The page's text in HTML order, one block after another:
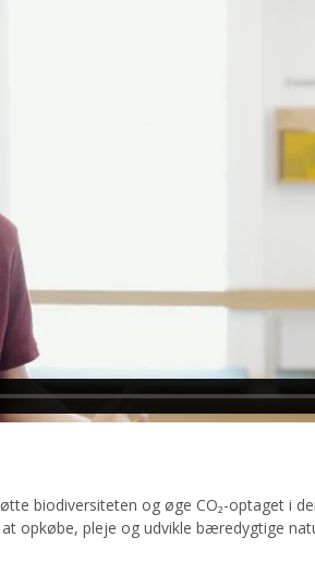
biodiversiteten og øge CO₂-optaget i
opkøbe, pleje og udvikle bæredygtige